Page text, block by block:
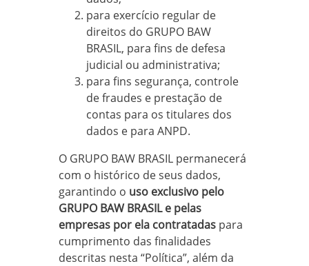
para exercício regular de
direitos do GRUPO BAW
BRASIL, para fins de defesa
judicial ou administrativa;
para fins segurança, controle
de fraudes e prestação de
contas para os titulares dos
dados e para ANPD.
O GRUPO BAW BRASIL permanecerá
com o histórico de seus dados,
garantindo o uso exclusivo pelo
GRUPO BAW BRASIL e pelas
empresas por ela contratadas para
cumprimento das finalidades
descritas nesta “Política”, além da